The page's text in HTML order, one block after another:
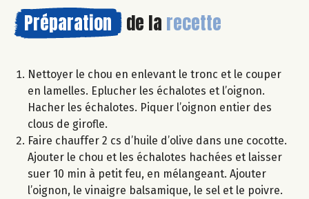
Préparation de la recette
Nettoyer le chou en enlevant le tronc et le couper
en lamelles. Eplucher les échalotes et l’oignon.
Hacher les échalotes. Piquer l’oignon entier des
clous de girofle.
Faire chauffer 2 cs d’huile d’olive dans une cocotte.
Ajouter le chou et les échalotes hachées et laisser
suer 10 min à petit feu, en mélangeant. Ajouter
l’oignon, le vinaigre balsamique, le sel et le poivre.